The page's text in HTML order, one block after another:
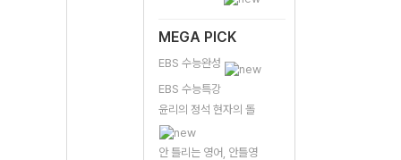
MEGA PICK
EBS 수능완성
EBS 수능특강
윤리의 정석 현자의 돌
안 틀리는 영어, 안틀영